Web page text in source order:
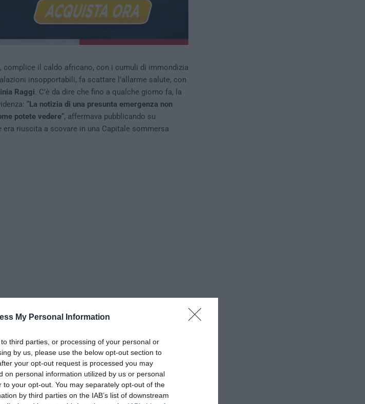
My Personal Information
third parties, or processing of your personal or
by us, please use the below opt-out section to
your opt-out request is processed you may
on personal information utilized by us or personal
your opt-out. You may separately opt-out of the
by third parties on the IAB’s list of downstream
, complice il caldo africano, con i cumuli di immondizia
insopportabili, fa scattare l’allarme salute, con
Raggi. C’è da dire che fino a qualche giorno fa, la
“La notizia di una presunta emergenza non
potete vedere“, affermava pubblicando su
riuscita a scovare in una Capitale sommersa
un ministero a guida 5 Stelle come quello
ingiustificate preoccupazioni per lo stato della
. E infatti è scattato l’allarme rosso per “la situazione
che si trascina da settimane, avverte il ministero.
“vigilanza”, chiedendo alla giunta Raggi di